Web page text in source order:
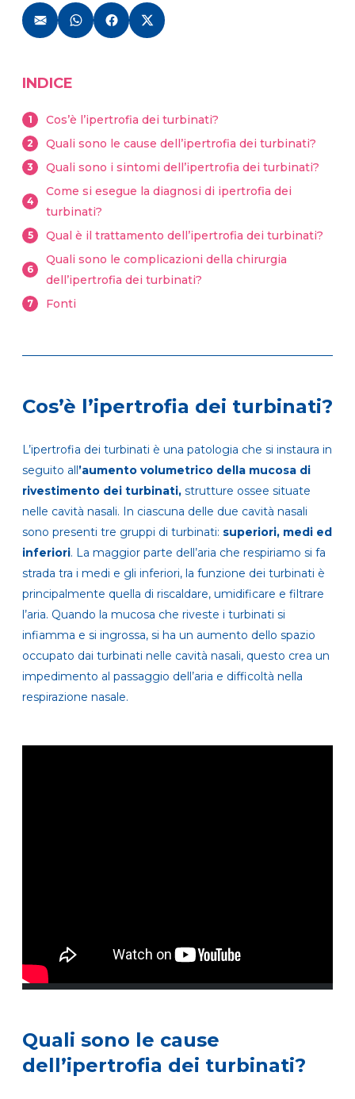
INDICE
1 Cos’è l’ipertrofia dei turbinati?
2 Quali sono le cause dell’ipertrofia dei turbinati?
3 Quali sono i sintomi dell’ipertrofia dei turbinati?
4
Come si esegue la diagnosi di ipertrofia dei
turbinati?
5 Qual è il trattamento dell’ipertrofia dei turbinati?
6
Quali sono le complicazioni della chirurgia
dell’ipertrofia dei turbinati?
7 Fonti
Cos’è l’ipertrofia dei turbinati?
L’ipertrofia dei turbinati è una patologia che si instaura in
seguito all’aumento volumetrico della mucosa di
rivestimento dei turbinati, strutture ossee situate
nelle cavità nasali. In ciascuna delle due cavità nasali
sono presenti tre gruppi di turbinati: superiori, medi ed
inferiori. La maggior parte dell’aria che respiriamo si fa
strada tra i medi e gli inferiori, la funzione dei turbinati è
principalmente quella di riscaldare, umidificare e filtrare
l’aria. Quando la mucosa che riveste i turbinati si
infiamma e si ingrossa, si ha un aumento dello spazio
occupato dai turbinati nelle cavità nasali, questo crea un
impedimento al passaggio dell’aria e difficoltà nella
respirazione nasale.
Quali sono le cause
dell’ipertrofia dei turbinati?